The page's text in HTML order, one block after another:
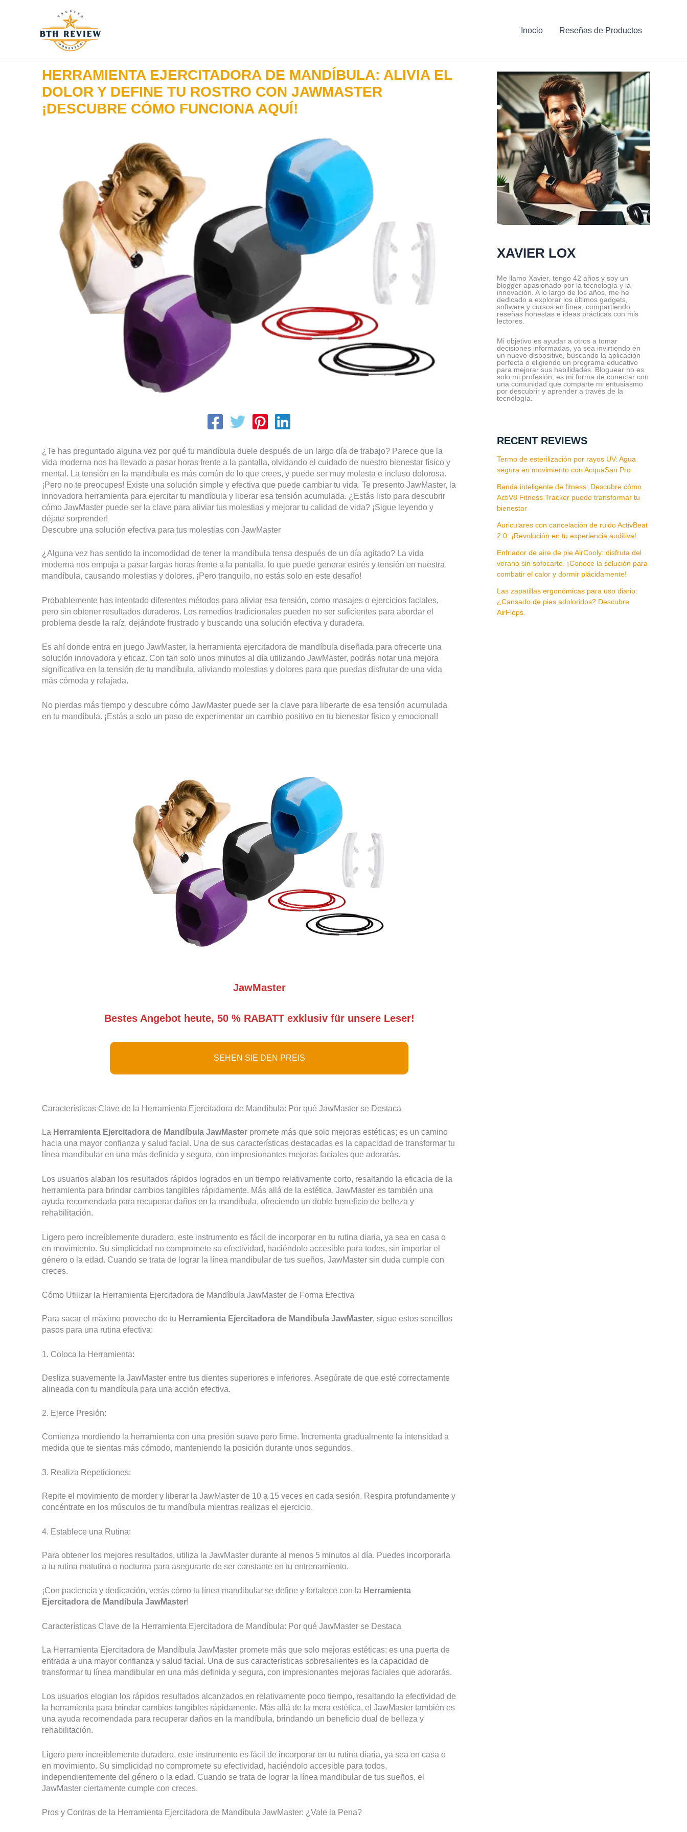
Inocio Reseñas de Productos
HERRAMIENTA EJERCITADORA DE MANDÍBULA: ALIVIA EL
DOLOR Y DEFINE TU ROSTRO CON JAWMASTER
¡DESCUBRE CÓMO FUNCIONA AQUÍ!
¿Te has preguntado alguna vez por qué tu mandíbula duele después de un largo día de trabajo? Parece que la
vida moderna nos ha llevado a pasar horas frente a la pantalla, olvidando el cuidado de nuestro bienestar físico y
mental. La tensión en la mandíbula es más común de lo que crees, y puede ser muy molesta e incluso dolorosa.
¡Pero no te preocupes! Existe una solución simple y efectiva que puede cambiar tu vida. Te presento JawMaster, la
innovadora herramienta para ejercitar tu mandíbula y liberar esa tensión acumulada. ¿Estás listo para descubrir
cómo JawMaster puede ser la clave para aliviar tus molestias y mejorar tu calidad de vida? ¡Sigue leyendo y
déjate sorprender!
Descubre una solución efectiva para tus molestias con JawMaster
¿Alguna vez has sentido la incomodidad de tener la mandíbula tensa después de un día agitado? La vida
moderna nos empuja a pasar largas horas frente a la pantalla, lo que puede generar estrés y tensión en nuestra
mandíbula, causando molestias y dolores. ¡Pero tranquilo, no estás solo en este desafío!
Probablemente has intentado diferentes métodos para aliviar esa tensión, como masajes o ejercicios faciales,
pero sin obtener resultados duraderos. Los remedios tradicionales pueden no ser suficientes para abordar el
problema desde la raíz, dejándote frustrado y buscando una solución efectiva y duradera.
Es ahí donde entra en juego JawMaster, la herramienta ejercitadora de mandíbula diseñada para ofrecerte una
solución innovadora y eficaz. Con tan solo unos minutos al día utilizando JawMaster, podrás notar una mejora
significativa en la tensión de tu mandíbula, aliviando molestias y dolores para que puedas disfrutar de una vida
más cómoda y relajada.
No pierdas más tiempo y descubre cómo JawMaster puede ser la clave para liberarte de esa tensión acumulada
en tu mandíbula. ¡Estás a solo un paso de experimentar un cambio positivo en tu bienestar físico y emocional!
JawMaster
Bestes Angebot heute, 50 % RABATT exklusiv für unsere Leser!
SEHEN SIE DEN PREIS
Características Clave de la Herramienta Ejercitadora de Mandíbula: Por qué JawMaster se Destaca
La Herramienta Ejercitadora de Mandíbula JawMaster promete más que solo mejoras estéticas; es un camino
hacia una mayor confianza y salud facial. Una de sus características destacadas es la capacidad de transformar tu
línea mandibular en una más definida y segura, con impresionantes mejoras faciales que adorarás.
Los usuarios alaban los resultados rápidos logrados en un tiempo relativamente corto, resaltando la eficacia de la
herramienta para brindar cambios tangibles rápidamente. Más allá de la estética, JawMaster es también una
ayuda recomendada para recuperar daños en la mandíbula, ofreciendo un doble beneficio de belleza y
rehabilitación.
Ligero pero increíblemente duradero, este instrumento es fácil de incorporar en tu rutina diaria, ya sea en casa o
en movimiento. Su simplicidad no compromete su efectividad, haciéndolo accesible para todos, sin importar el
género o la edad. Cuando se trata de lograr la línea mandibular de tus sueños, JawMaster sin duda cumple con
creces.
Cómo Utilizar la Herramienta Ejercitadora de Mandíbula JawMaster de Forma Efectiva
Para sacar el máximo provecho de tu Herramienta Ejercitadora de Mandíbula JawMaster, sigue estos sencillos
pasos para una rutina efectiva:
1. Coloca la Herramienta:
Desliza suavemente la JawMaster entre tus dientes superiores e inferiores. Asegúrate de que esté correctamente
alineada con tu mandíbula para una acción efectiva.
2. Ejerce Presión:
Comienza mordiendo la herramienta con una presión suave pero firme. Incrementa gradualmente la intensidad a
medida que te sientas más cómodo, manteniendo la posición durante unos segundos.
3. Realiza Repeticiones:
Repite el movimiento de morder y liberar la JawMaster de 10 a 15 veces en cada sesión. Respira profundamente y
concéntrate en los músculos de tu mandíbula mientras realizas el ejercicio.
4. Establece una Rutina:
Para obtener los mejores resultados, utiliza la JawMaster durante al menos 5 minutos al día. Puedes incorporarla
a tu rutina matutina o nocturna para asegurarte de ser constante en tu entrenamiento.
¡Con paciencia y dedicación, verás cómo tu línea mandibular se define y fortalece con la Herramienta
Ejercitadora de Mandíbula JawMaster!
Características Clave de la Herramienta Ejercitadora de Mandíbula: Por qué JawMaster se Destaca
La Herramienta Ejercitadora de Mandíbula JawMaster promete más que solo mejoras estéticas; es una puerta de
entrada a una mayor confianza y salud facial. Una de sus características sobresalientes es la capacidad de
transformar tu línea mandibular en una más definida y segura, con impresionantes mejoras faciales que adorarás.
Los usuarios elogian los rápidos resultados alcanzados en relativamente poco tiempo, resaltando la efectividad de
la herramienta para brindar cambios tangibles rápidamente. Más allá de la mera estética, el JawMaster también es
una ayuda recomendada para recuperar daños en la mandíbula, brindando un beneficio dual de belleza y
rehabilitación.
Ligero pero increíblemente duradero, este instrumento es fácil de incorporar en tu rutina diaria, ya sea en casa o
en movimiento. Su simplicidad no compromete su efectividad, haciéndolo accesible para todos,
independientemente del género o la edad. Cuando se trata de lograr la línea mandibular de tus sueños, el
JawMaster ciertamente cumple con creces.
Pros y Contras de la Herramienta Ejercitadora de Mandíbula JawMaster: ¿Vale la Pena?
XAVIER LOX
Me llamo Xavier, tengo 42 años y soy un
blogger apasionado por la tecnología y la
innovación. A lo largo de los años, me he
dedicado a explorar los últimos gadgets,
software y cursos en línea, compartiendo
reseñas honestas e ideas prácticas con mis
lectores.
Mi objetivo es ayudar a otros a tomar
decisiones informadas, ya sea invirtiendo en
un nuevo dispositivo, buscando la aplicación
perfecta o eligiendo un programa educativo
para mejorar sus habilidades. Bloguear no es
solo mi profesión; es mi forma de conectar con
una comunidad que comparte mi entusiasmo
por descubrir y aprender a través de la
tecnología.
RECENT REVIEWS
Termo de esterilización por rayos UV: Agua
segura en movimiento con AcquaSan Pro
Banda inteligente de fitness: Descubre cómo
ActiV8 Fitness Tracker puede transformar tu
bienestar
Auriculares con cancelación de ruido ActivBeat
2.0: ¡Revolución en tu experiencia auditiva!
Enfriador de aire de pie AirCooly: disfruta del
verano sin sofocarte. ¡Conoce la solución para
combatir el calor y dormir plácidamente!
Las zapatillas ergonómicas para uso diario:
¿Cansado de pies adoloridos? Descubre
AirFlops.